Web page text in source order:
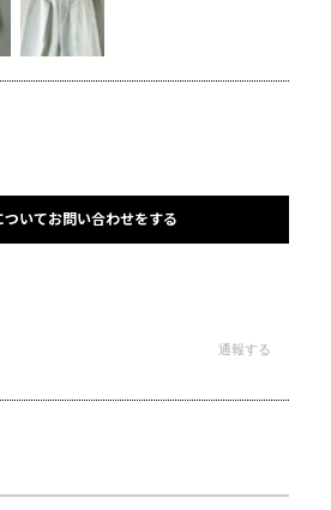
ついてお問い合わせをする
通報する